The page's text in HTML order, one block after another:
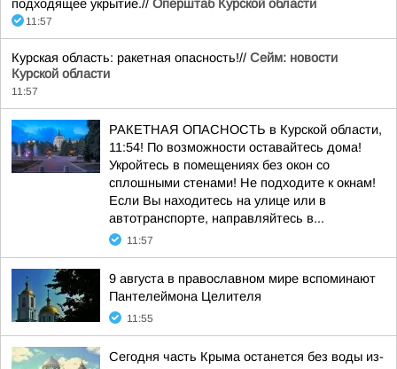
подходящее укрытие.// Оперштаб Курской области
11:57
Курская область: ракетная опасность!// Сейм: новости
Курской области
11:57
РАКЕТНАЯ ОПАСНОСТЬ в Курской области,
11:54! По возможности оставайтесь дома!
Укройтесь в помещениях без окон со
сплошными стенами! Не подходите к окнам!
Если Вы находитесь на улице или в
автотранспорте, направляйтесь в...
11:57
9 августа в православном мире вспоминают
Пантелеймона Целителя
11:55
Сегодня часть Крыма останется без воды из-